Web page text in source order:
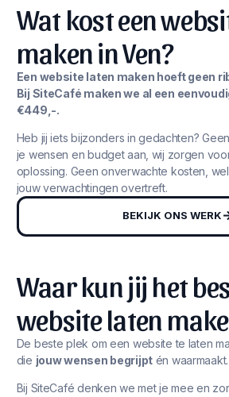
Wat kost een
maken in Ven?
Een website laten maken hoeft geen
Bij SiteCafé maken we al een
€449,-.
Heb jij iets bijzonders in gedachten?
je wensen en budget aan, wij zorgen
oplossing. Geen onverwachte kosten,
jouw verwachtingen overtreft.
BEKIJK ONS WERK
Waar kun jij het
website laten
De beste plek om een website te laten
die jouw wensen begrijpt én waarmaakt.
Bij SiteCafé denken we met je mee en